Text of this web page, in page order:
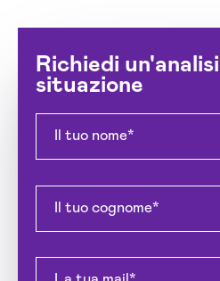
Richiedi
situazione